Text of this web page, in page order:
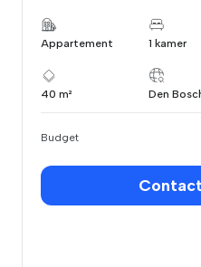
Appartement 1 kamer
40 m² Den
Budget